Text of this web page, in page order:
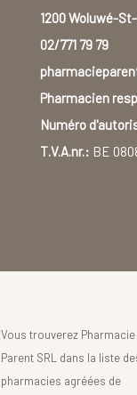
1200 Woluwé-
02/771 79 79
Pharmacien
Numéro
T.V.A.nr.: BE
Vous trouverez Pharmacie
Parent SRL dans la liste
pharmacies agréées de